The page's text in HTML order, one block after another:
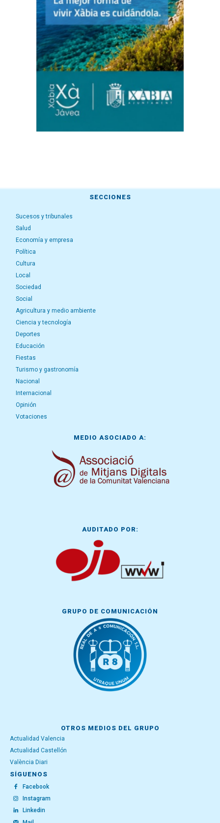
SECCIONES
Sucesos y tribunales
Salud
Economía y empresa
Política
Cultura
Local
Sociedad
Social
Agricultura y medio ambiente
Ciencia y tecnología
Deportes
Educación
Fiestas
Turismo y gastronomía
Nacional
Internacional
Opinión
Votaciones
MEDIO ASOCIADO A:
AUDITADO POR:
GRUPO DE COMUNICACIÓN
OTROS MEDIOS DEL GRUPO
Actualidad Valencia
Actualidad Castellón
València Diari
SÍGUENOS
Facebook
Instagram
Linkedin